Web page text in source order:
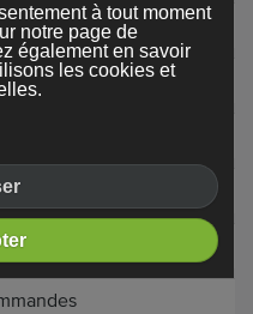
Tri
de produit
client
stocks
à tout moment
notre page de
également en savoir
les cookies et